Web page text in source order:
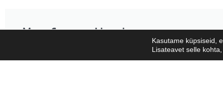
Moon Camp veebiseminar
Simulatsioonist arvelduseni: Inimkonna treenimine elu
Kasutame küpsiseid,
Lisateavet selle